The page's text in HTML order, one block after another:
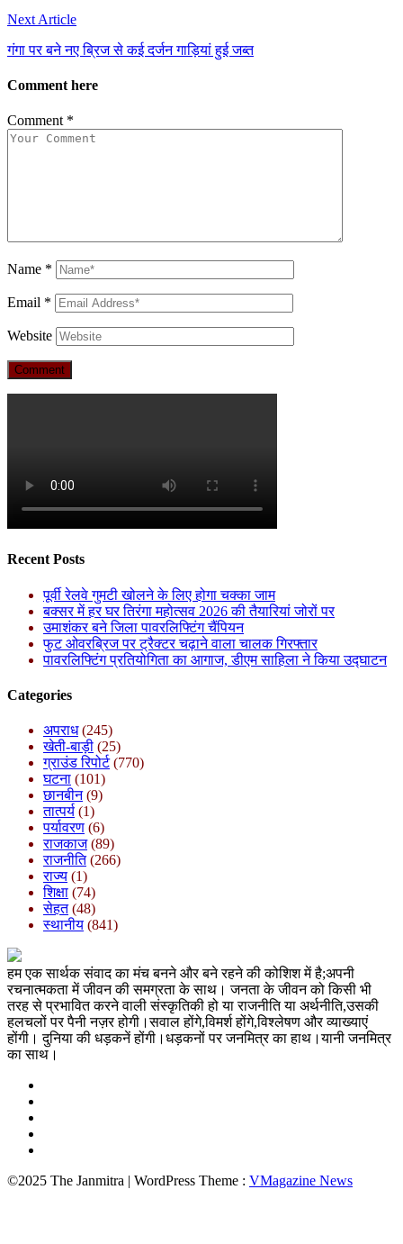
Next Article
गंगा पर बने नए ब्रिज से कई दर्जन गाड़ियां हुई जब्त
Comment here
Comment *
Name *
Email *
Website
Recent Posts
पूर्वी रेलवे गुमटी खोलने के लिए होगा चक्का जाम
बक्सर में हर घर तिरंगा महोत्सव 2026 की तैयारियां जोरों पर
उमाशंकर बने जिला पावरलिफ्टिंग चैंपियन
फुट ओवरब्रिज पर ट्रैक्टर चढ़ाने वाला चालक गिरफ्तार
पावरलिफ्टिंग प्रतियोगिता का आगाज, डीएम साहिला ने किया उद्घाटन
Categories
अपराध(245)
खेती-बाड़ी (25)
ग्राउंड रिपोर्ट(770)
घटना (101)
छानबीन(9)
तात्पर्य (1)
पर्यावरण (6)
राजकाज(89)
राजनीति(266)
राज्य (1)
शिक्षा (74)
सेहत(48)
स्थानीय (841)
हम एक सार्थक संवाद का मंच बनने और बने रहने की कोशिश में है;अपनी
रचनात्मकता में जीवन की समग्रता के साथ। जनता के जीवन को किसी भी
तरह से प्रभावित करने वाली संस्कृतिकी हो या राजनीति या अर्थनीति,उसकी
हलचलों पर पैनी नज़र होगी।सवाल होंगे,विमर्श होंगे,विश्लेषण और व्याख्याएं
होंगी। दुनिया की धड़कनें होंगी।धड़कनों पर जनमित्र का हाथ।यानी जनमित्र
का साथ।
©2025 The Janmitra | WordPress Theme : VMagazine News